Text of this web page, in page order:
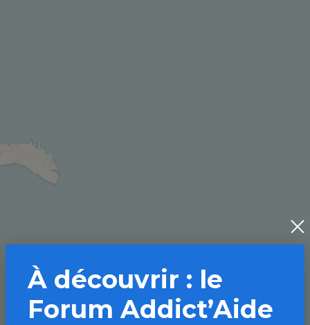
À découvrir : le
Forum Addict’Aide